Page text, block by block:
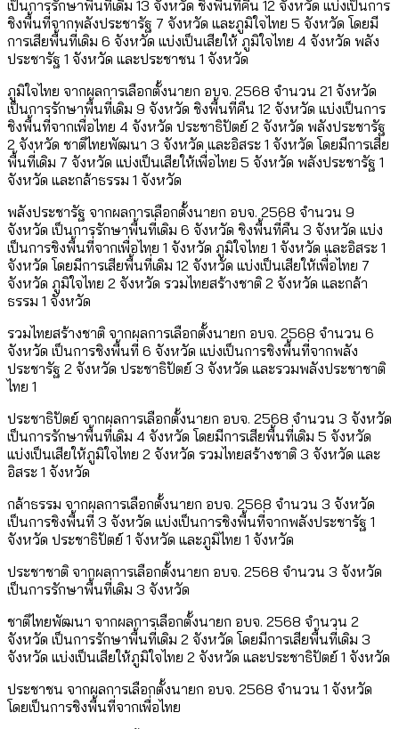
เป็นการรักษาพื้นที่เดิม 13 จังหวัด ชิงพื้นที่คืน 12 จังหวัด แบ่งเป็นการ
ชิงพื้นที่จากพลังประชารัฐ 7 จังหวัด และภูมิใจไทย 5 จังหวัด โดยมี
การเสียพื้นที่เดิม 6 จังหวัด แบ่งเป็นเสียให้ ภูมิใจไทย 4 จังหวัด พลัง
ประชารัฐ 1 จังหวัด และประชาชน 1 จังหวัด
ภูมิใจไทย จากผลการเลือกตั้งนายก อบจ. 2568 จำนวน 21 จังหวัด
เป็นการรักษาพื้นที่เดิม 9 จังหวัด ชิงพื้นที่คืน 12 จังหวัด แบ่งเป็นการ
ชิงพื้นที่จากเพื่อไทย 4 จังหวัด ประชาธิปัตย์ 2 จังหวัด พลังประชารัฐ
2 จังหวัด ชาติไทยพัฒนา 3 จังหวัด และอิสระ 1 จังหวัด โดยมีการเสีย
พื้นที่เดิม 7 จังหวัด แบ่งเป็นเสียให้เพื่อไทย 5 จังหวัด พลังประชารัฐ 1
จังหวัด และกล้าธรรม 1 จังหวัด
พลังประชารัฐ จากผลการเลือกตั้งนายก อบจ. 2568 จำนวน 9
จังหวัด เป็นการรักษาพื้นที่เดิม 6 จังหวัด ชิงพื้นที่คืน 3 จังหวัด แบ่ง
เป็นการชิงพื้นที่จากเพื่อไทย 1 จังหวัด ภูมิใจไทย 1 จังหวัด และอิสระ 1
จังหวัด โดยมีการเสียพื้นที่เดิม 12 จังหวัด แบ่งเป็นเสียให้เพื่อไทย 7
จังหวัด ภูมิใจไทย 2 จังหวัด รวมไทยสร้างชาติ 2 จังหวัด และกล้า
ธรรม 1 จังหวัด
รวมไทยสร้างชาติ จากผลการเลือกตั้งนายก อบจ. 2568 จำนวน 6
จังหวัด เป็นการชิงพื้นที่ 6 จังหวัด แบ่งเป็นการชิงพื้นที่จากพลัง
ประชารัฐ 2 จังหวัด ประชาธิปัตย์ 3 จังหวัด และรวมพลังประชาชาติ
ไทย 1
ประชาธิปัตย์ จากผลการเลือกตั้งนายก อบจ. 2568 จำนวน 3 จังหวัด
เป็นการรักษาพื้นที่เดิม 4 จังหวัด โดยมีการเสียพื้นที่เดิม 5 จังหวัด
แบ่งเป็นเสียให้ภูมิใจไทย 2 จังหวัด รวมไทยสร้างชาติ 3 จังหวัด และ
อิสระ 1 จังหวัด
กล้าธรรม จากผลการเลือกตั้งนายก อบจ. 2568 จำนวน 3 จังหวัด
เป็นการชิงพื้นที่ 3 จังหวัด แบ่งเป็นการชิงพื้นที่จากพลังประชารัฐ 1
จังหวัด ประชาธิปัตย์ 1 จังหวัด และภูมิไทย 1 จังหวัด
ประชาชาติ จากผลการเลือกตั้งนายก อบจ. 2568 จำนวน 3 จังหวัด
เป็นการรักษาพื้นที่เดิม 3 จังหวัด
ชาติไทยพัฒนา จากผลการเลือกตั้งนายก อบจ. 2568 จำนวน 2
จังหวัด เป็นการรักษาพื้นที่เดิม 2 จังหวัด โดยมีการเสียพื้นที่เดิม 3
จังหวัด แบ่งเป็นเสียให้ภูมิใจไทย 2 จังหวัด และประชาธิปัตย์ 1 จังหวัด
ประชาชน จากผลการเลือกตั้งนายก อบจ. 2568 จำนวน 1 จังหวัด
โดยเป็นการชิงพื้นที่จากเพื่อไทย